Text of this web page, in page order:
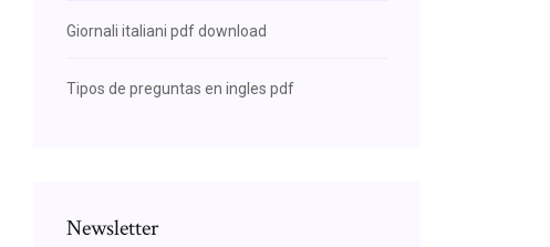
Giornali italiani pdf download
Tipos de preguntas en ingles pdf
Newsletter